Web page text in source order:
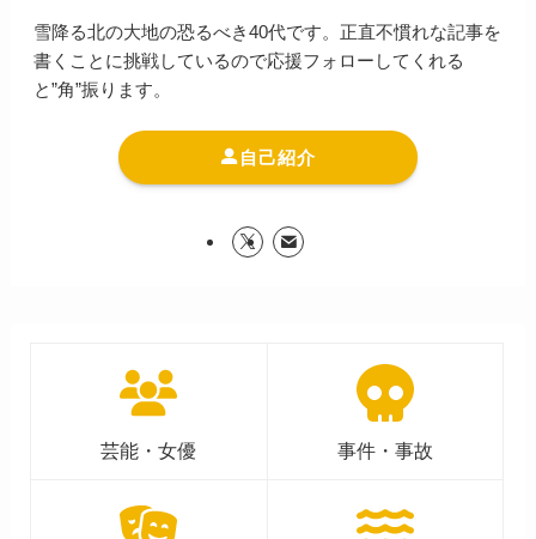
雪降る北の大地の恐るべき40代です。正直不慣れな記事を
書くことに挑戦しているので応援フォローしてくれる
と”角”振ります。
自己紹介
芸能・女優 事件・事故